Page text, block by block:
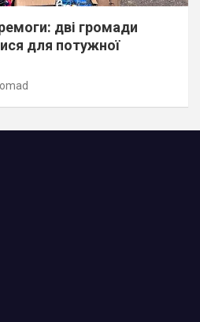
дві громади
для потужної